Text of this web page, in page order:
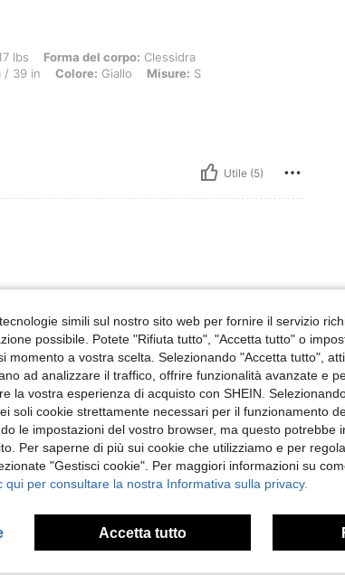
corpo: Clessidra, ANCA: 80 cm / 31 in, GIROVITA: 70 cm / 28 in,
lbs Forma del corpo: Clessidra
/ 39 in Colore: Giallo Misure: S
Utile (5)
Utile (2)
simili sul nostro sito web per fornire il servizio
possibile. Potete "Rifiuta tutto", "Accetta tutto" o
momento a vostra scelta. Selezionando "Accetta tutto",
ad analizzare il traffico, offrire funzionalità avanzate e
la vostra esperienza di acquisto con SHEIN.
soli cookie strettamente necessari per il funzionamento
le impostazioni del vostro browser, ma questo potrebbe
Per saperne di più sui cookie che utilizziamo e per
"Gestisci cookie". Per maggiori informazioni su
qui per consultare la nostra Informativa sulla privacy.
Accetta tutto